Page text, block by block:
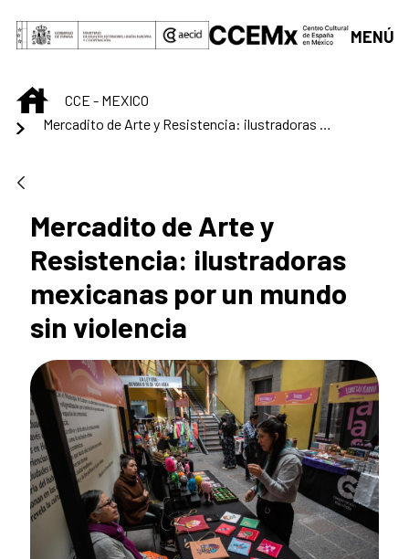
Skip to Main Content
MENÚ
INICIOCCE - MEXICO
Mercadito de Arte y Resistencia: ilustradoras mexicanas por un mundo sin violencia
Mercadito de Arte y
Resistencia: ilustradoras
mexicanas por un mundo
sin violencia